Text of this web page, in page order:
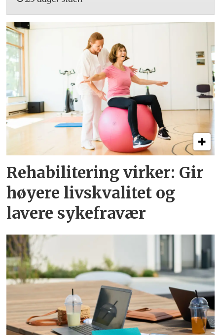
Rehabilitering virker: Gir
høyere livskvalitet og
lavere sykefravær